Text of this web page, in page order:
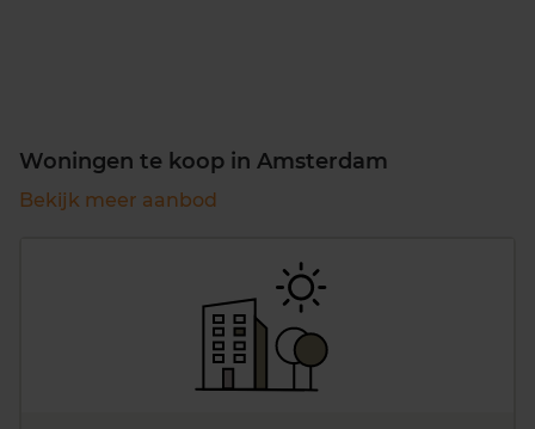
Woningen te koop in Amsterdam
Bekijk meer aanbod